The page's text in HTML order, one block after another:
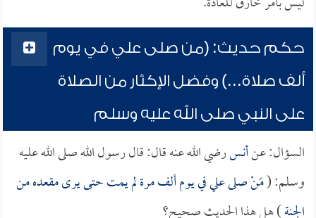
حكم حديث: (من صلى علي في يوم
ألف صلاة...) وفضل الإكثار من الصلاة
على النبي صلى الله عليه وسلم
السؤال: عنأنسرضي الله عنه قال: قال رسول الله صلى الله عليه
وسلم: (مَنْ صلى علي في يوم ألف مرة لم يمت حتى يرى مقعده من